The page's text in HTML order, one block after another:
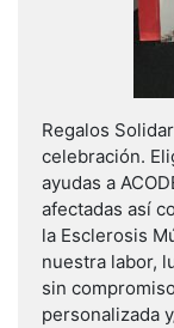
Regalos
celebración.
ayudas a
afectadas así
la Esclerosis
nuestra labor,
sin
personalizada